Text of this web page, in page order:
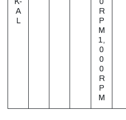
A
L
R
P
M
1,
0
0
0
R
P
M